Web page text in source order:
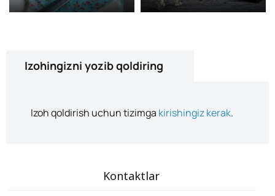
Izohingizni yozib qoldiring
Izoh qoldirish uchun tizimga kirishingiz kerak.
Kontaktlar